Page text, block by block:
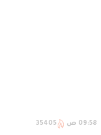
09:58 ص 35405